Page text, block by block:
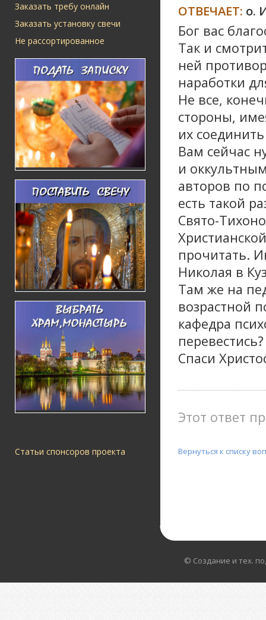
Заказать требу онлайн
Заказать установку свечи
Не рассортированное
Статьи спонсоров проекта
ОТВЕЧАЕТ: о.
Бог вас
Так и
ней
наработки
Не все,
стороны,
их
Вам сейчас
и
авторов по
есть такой
Свято-
прочитать.
Николая в
Там же на
возрастной
кафедра
перевестись?
Спаси
Этот ответ
Вернуться к списку
© Создание и тех.